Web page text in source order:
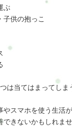
ぶ
供の抱っこ
は当てはまってしま
やスマホを使う生活
できないかもしれませ